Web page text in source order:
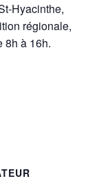
Hyacinthe,
régionale,
8h à 16h.